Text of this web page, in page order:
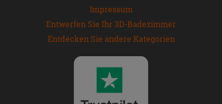
Impressum
Entwerfen Sie Ihr 3D-Badezimmer
Entdecken Sie andere Kategorien